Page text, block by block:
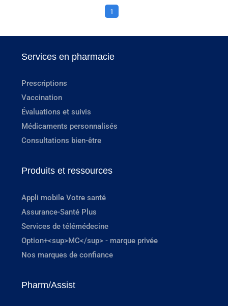
1
Services en pharmacie
Prescriptions
Vaccination
Évaluations et suivis
Médicaments personnalisés
Consultations bien-être
Produits et ressources
Appli mobile Votre santé
Assurance-Santé Plus
Services de télémédecine
Option+<sup>MC</sup> - marque privée
Nos marques de confiance
Pharm/Assist